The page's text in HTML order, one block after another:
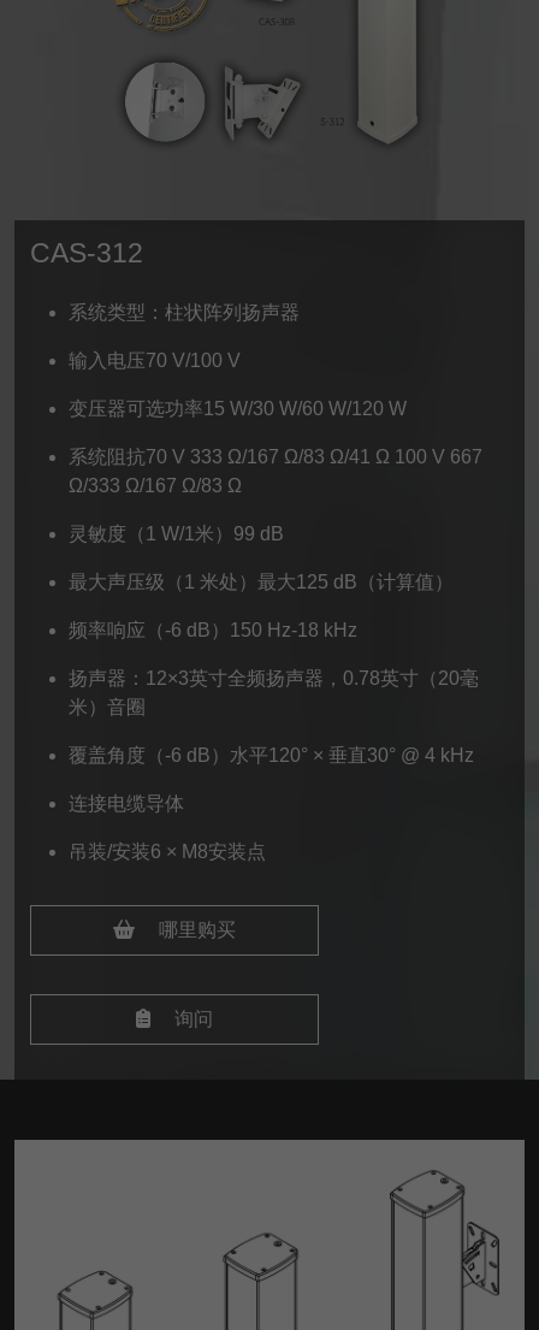
CAS-312
系统类型：柱状阵列扬声器
输入电压70 V/100 V
变压器可选功率15 W/30 W/60 W/120 W
系统阻抗70 V 333 Ω/167 Ω/83 Ω/41 Ω 100 V 667
Ω/333 Ω/167 Ω/83 Ω
灵敏度（1 W/1米）99 dB
最大声压级（1 米处）最大125 dB（计算值）
频率响应（-6 dB）150 Hz-18 kHz
扬声器：12×3英寸全频扬声器，0.78英寸（20毫
米）音圈
覆盖角度（-6 dB）水平120° × 垂直30° @ 4 kHz
连接电缆导体
吊装/安装6 × M8安装点
哪里购买
询问